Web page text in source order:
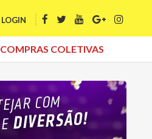
LOGIN
COMPRAS COLETIVAS